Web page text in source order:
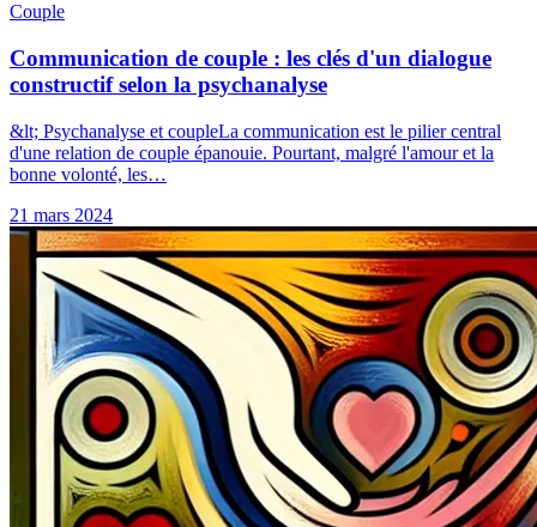
Couple
Communication de couple : les clés d'un dialogue
constructif selon la psychanalyse
&lt; Psychanalyse et coupleLa communication est le pilier central
d'une relation de couple épanouie. Pourtant, malgré l'amour et la
bonne volonté, les…
21 mars 2024